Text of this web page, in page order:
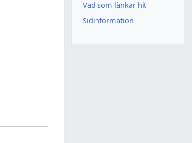
Vad som länkar hit
Sidinformation